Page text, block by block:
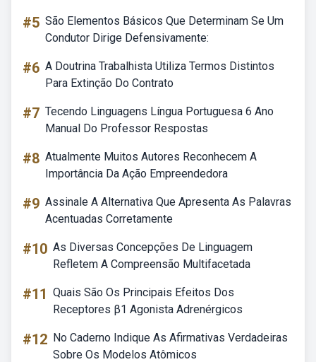
#5 São Elementos Básicos Que Determinam Se Um
Condutor Dirige Defensivamente:
#6 A Doutrina Trabalhista Utiliza Termos Distintos
Para Extinção Do Contrato
#7 Tecendo Linguagens Língua Portuguesa 6 Ano
Manual Do Professor Respostas
#8 Atualmente Muitos Autores Reconhecem A
Importância Da Ação Empreendedora
#9 Assinale A Alternativa Que Apresenta As Palavras
Acentuadas Corretamente
#10 As Diversas Concepções De Linguagem
Refletem A Compreensão Multifacetada
#11 Quais São Os Principais Efeitos Dos
Receptores β1 Agonista Adrenérgicos
#12 No Caderno Indique As Afirmativas Verdadeiras
Sobre Os Modelos Atômicos